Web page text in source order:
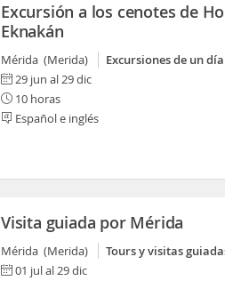
Excursión a los cenotes de
Eknakán
Mérida (Merida)
Excursiones de un día
29 jun al 29 dic
10 horas
Español e inglés
Visita guiada por Mérida
Mérida (Merida)
Tours y visitas
01 jul al 29 dic